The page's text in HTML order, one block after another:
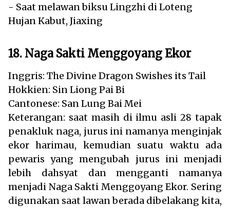
- Saat melawan biksu Lingzhi di Loteng
Hujan Kabut, Jiaxing
18. Naga Sakti Menggoyang Ekor
Inggris: The Divine Dragon Swishes its Tail
Hokkien: Sin Liong Pai Bi
Cantonese: San Lung Bai Mei
Keterangan: saat masih di ilmu asli 28 tapak
penakluk naga, jurus ini namanya menginjak
ekor harimau, kemudian suatu waktu ada
pewaris yang mengubah jurus ini menjadi
lebih dahsyat dan mengganti namanya
menjadi Naga Sakti Menggoyang Ekor. Sering
digunakan saat lawan berada dibelakang kita,